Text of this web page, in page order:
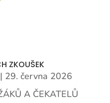
ZKOUŠEK
| 29. června 2026
A ČEKATELŮ